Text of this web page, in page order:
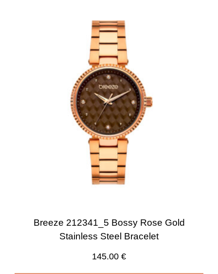
Breeze 212341_5 Bossy Rose Gold
Stainless Steel Bracelet
145.00 €